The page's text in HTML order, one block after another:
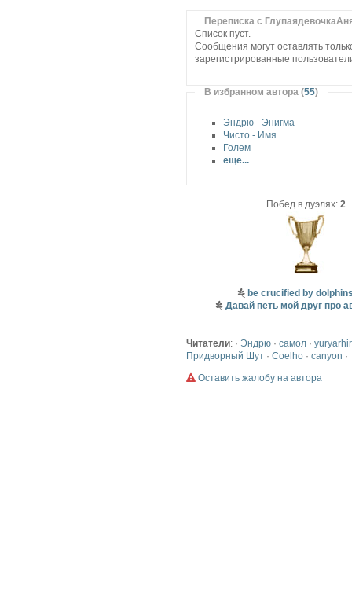
Переписка с
Список пуст.
Сообщения могут оставлять
зарегистрированные
В избранном автора (55)
Эндрю - Энигма
Чисто - Имя
Голем
еще...
Побед в дуэлях: 2
be crucified by
Давай петь мой друг про
Читатели: · Эндрю · самол ·
Придворный Шут · Coelho · canyon ·
Оставить жалобу на автора